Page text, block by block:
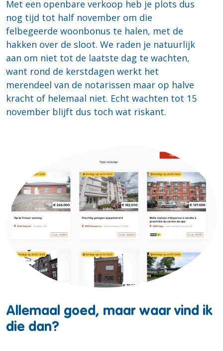
Met een openbare verkoop heb je plots dus
nog tijd tot half november om die
felbegeerde woonbonus te halen, met de
hakken over de sloot. We raden je natuurlijk
aan om niet tot de laatste dag te wachten,
want rond de kerstdagen werkt het
merendeel van de notarissen maar op halve
kracht of helemaal niet. Echt wachten tot 15
november blijft dus toch wat riskant.
Allemaal goed, maar waar vind ik
die dan?